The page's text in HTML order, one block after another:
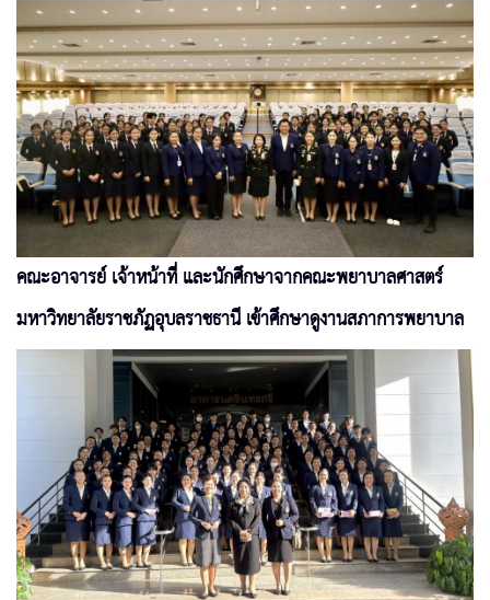
คณะอาจารย์ เจ้าหน้าที่ และนักศึกษาจากคณะพยาบาลศาสตร์
มหาวิทยาลัยราชภัฏอุบลราชธานี เข้าศึกษาดูงานสภาการพยาบาล